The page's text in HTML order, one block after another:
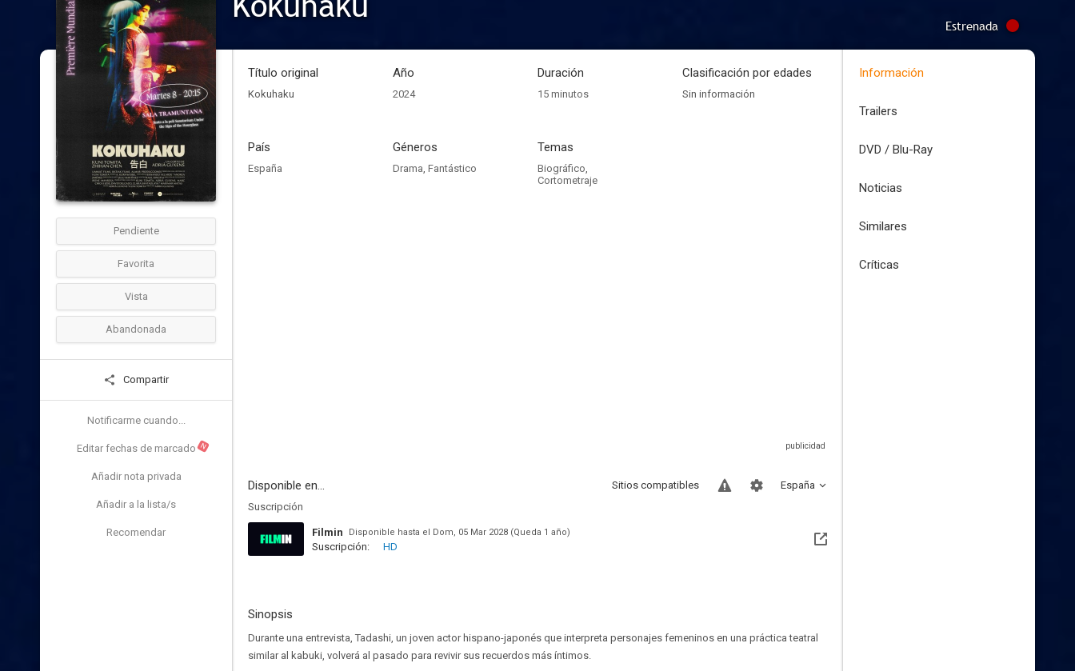
Estrenada
Pendiente
Favorita
Vista
Abandonada
Compartir
Notificarme cuando...
Editar fechas de marcado N
Añadir nota privada
Añadir a la lista/s
Recomendar
Título original
Kokuhaku
Año
2024
Duración
15 minutos
Clasificación por edades
Sin información
País
España
Géneros
Drama, Fantástico
Temas
Biográfico,
Cortometraje
Disponible en... España
Sitios compatibles
Suscripción
Filmin Disponible hasta el Dom, 05 Mar 2028 (Queda 1 año)
Suscripción: HD
Sinopsis
Durante una entrevista, Tadashi, un joven actor hispano-japonés que interpreta personajes femeninos en una práctica teatral
similar al kabuki, volverá al pasado para revivir sus recuerdos más íntimos.
Información
Trailers
DVD / Blu-Ray
Noticias
Similares
Críticas